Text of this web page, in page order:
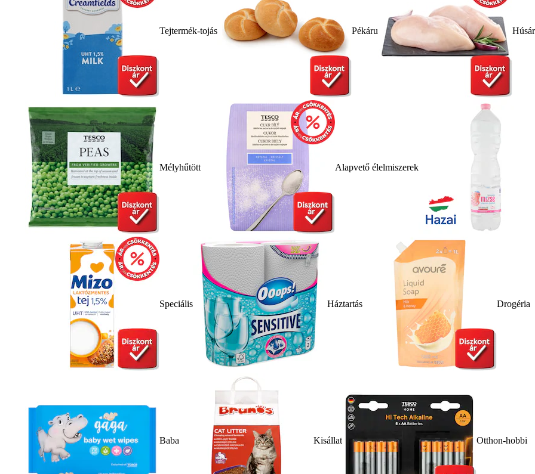
Tejtermék-tojás Pékáru
Mélyhűtött Alapvető élelmiszerek
Speciális Háztartás Drogéria
Baba Kisállat Otthon-hobbi